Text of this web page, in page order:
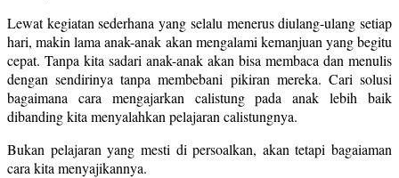
Lewat kegiatan sederhana yang selalu menerus diulang-ulang setiap
hari, makin lama anak-anak akan mengalami kemanjuan yang begitu
cepat. Tanpa kita sadari anak-anak akan bisa membaca dan menulis
dengan sendirinya tanpa membebani pikiran mereka. Cari solusi
bagaimana cara mengajarkan calistung pada anak lebih baik
dibanding kita menyalahkan pelajaran calistungnya.
Bukan pelajaran yang mesti di persoalkan, akan tetapi bagaiaman
cara kita menyajikannya.